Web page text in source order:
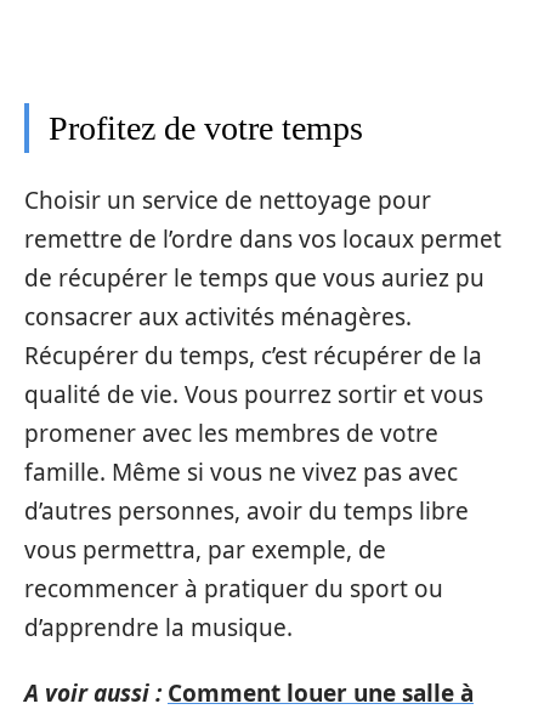
Profitez de votre temps
Choisir un service de nettoyage pour
remettre de l’ordre dans vos locaux permet
de récupérer le temps que vous auriez pu
consacrer aux activités ménagères.
Récupérer du temps, c’est récupérer de la
qualité de vie. Vous pourrez sortir et vous
promener avec les membres de votre
famille. Même si vous ne vivez pas avec
d’autres personnes, avoir du temps libre
vous permettra, par exemple, de
recommencer à pratiquer du sport ou
d’apprendre la musique.
A voir aussi : Comment louer une salle à